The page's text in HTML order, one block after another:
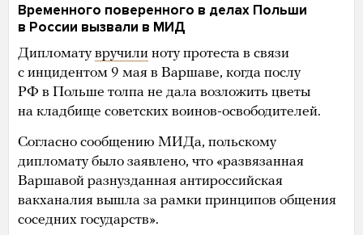
Временного поверенного в делах Польши
в России вызвали в МИД
Дипломатувручили ноту протеста в связи
с инцидентом 9 мая в Варшаве, когда послу
РФ в Польше толпа не дала возложить цветы
на кладбище советских воинов-освободителей.
Согласно сообщению МИДа, польскому
дипломату было заявлено, что «развязанная
Варшавой разнузданная антироссийская
вакханалия вышла за рамки принципов общения
соседних государств».